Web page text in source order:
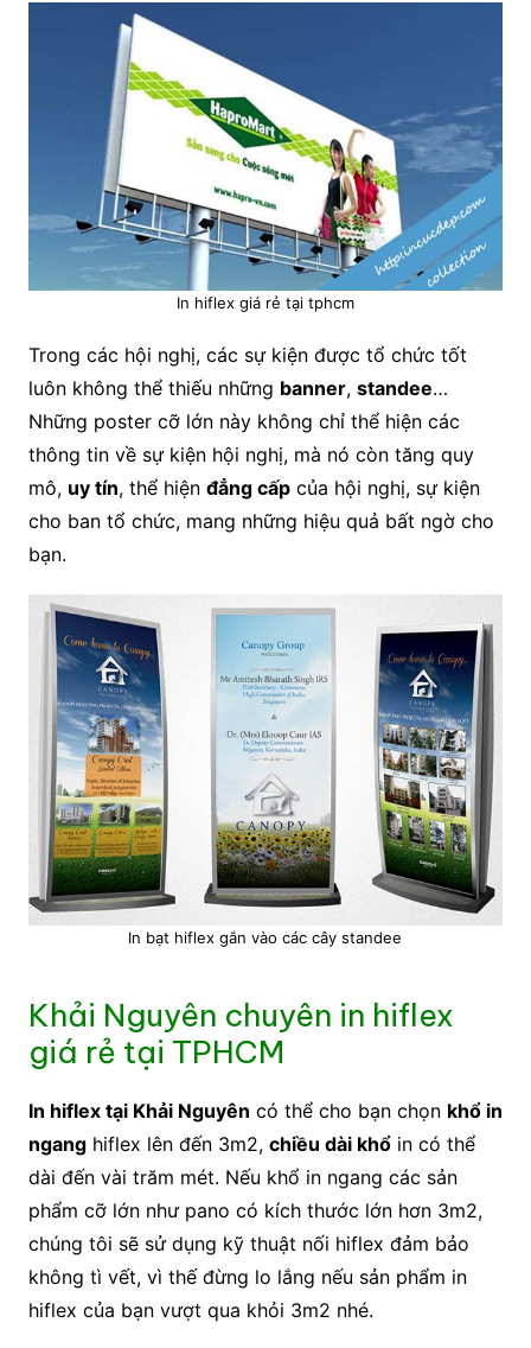
In hiflex giá rẻ tại tphcm
Trong các hội nghị, các sự kiện được tổ chức tốt
luôn không thể thiếu những banner, standee…
Những poster cỡ lớn này không chỉ thể hiện các
thông tin về sự kiện hội nghị, mà nó còn tăng quy
mô, uy tín, thể hiện đẳng cấpcủa hội nghị, sự kiện
cho ban tổ chức, mang những hiệu quả bất ngờ cho
bạn.
In bạt hiflex gắn vào các cây standee
Khải Nguyên chuyên in hiflex
giá rẻ tại TPHCM
In hiflex tại Khải Nguyên có thể cho bạn chọn khổ in
nganghiflex lên đến 3m2, chiều dài khổin có thể
dài đến vài trăm mét. Nếu khổ in ngang các sản
phẩm cỡ lớn như pano có kích thước lớn hơn 3m2,
chúng tôi sẽ sử dụng kỹ thuật nối hiflex đảm bảo
không tì vết, vì thế đừng lo lắng nếu sản phẩm in
hiflex của bạn vượt qua khỏi 3m2 nhé.